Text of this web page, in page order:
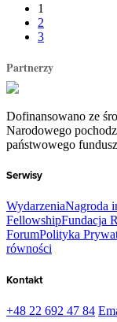
1
2
3
Partnerzy
Dofinansowano ze
Narodowego
państwowego
Serwisy
WydarzeniaNagroda
FellowshipFundacja
ForumPolityka
równości
Kontakt
+48 22 692 47 84